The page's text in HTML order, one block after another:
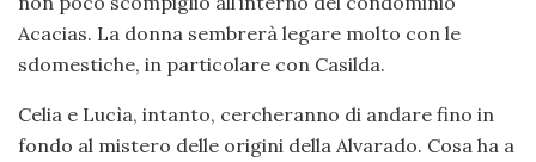
Acacias. La donna sembrerà legare molto con le
sdomestiche, in particolare con Casilda.
Celia e Lucìa, intanto, cercheranno di andare fino in
fondo al mistero delle origini della Alvarado. Cosa ha a